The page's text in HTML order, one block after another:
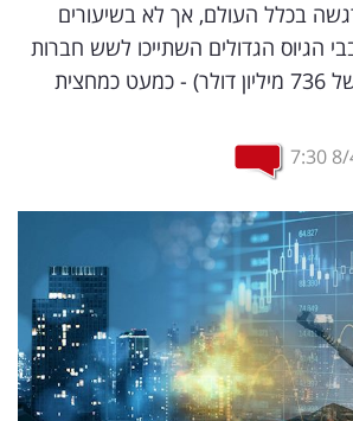
בכלל העולם, אך לא בשיעורים
הגיוס הגדולים השתייכו לשש חברות
בלבד (בסכום כולל של 736 מיליון דולר) - כמעט כמחצית
7:30